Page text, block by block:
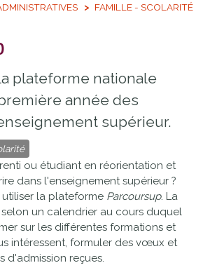
FAMILLE - SCOLARITÉ
plateforme nationale
année des
supérieur.
ou étudiant en réorientation et
dans l'enseignement supérieur ?
la plateforme Parcoursup. La
un calendrier au cours duquel
sur les différentes formations et
intéressent, formuler des vœux et
d'admission reçues.